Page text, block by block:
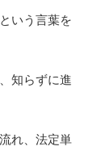
いう言葉を
知らずに進
れ、法定単